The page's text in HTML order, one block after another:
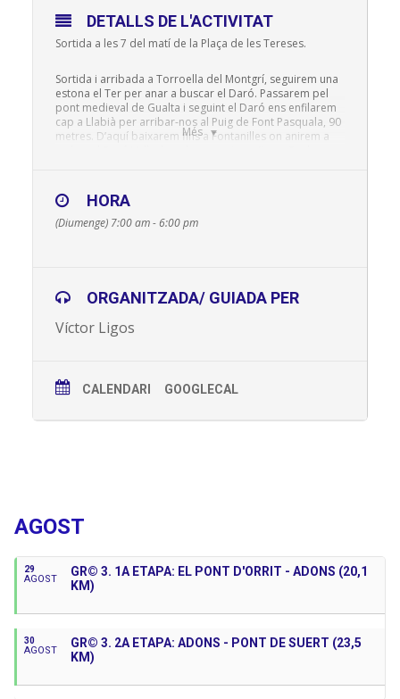
Més
DETALLS DE L'ACTIVITAT
Sortida a les 7 del matí de la Plaça de les Tereses.
Sortida i arribada a Torroella del Montgrí, seguirem una
estona el Ter per anar a buscar el Daró. Passarem pel
pont medieval de Gualta i seguint el Daró ens enfilarem
cap a Llabià per arribar-nos al Puig de Font Pasquala, 90
metres. D’aquí baixarem fins a Fontanilles on anirem a
Un recorregut de 18 quilòmetres per terrenys quasi
totalment plans que ens permetrà veure la plana que
regava i inundava el Daró Vell i la Gola del Ter.
INSCRIPCIONS
cas, l’entitat s’encarrega de tramitar-la.
Preus: socis federats gratuït; Socis no federats 5€; No
HORA
(Diumenge) 7:00 am - 6:00 pm
ORGANITZADA/ GUIADA PER
Víctor Ligos
CALENDARI GOOGLECAL
AGOST
29
AGOST
GR© 3. 1A ETAPA: EL PONT D'ORRIT - ADONS (20,1
KM)
30
AGOST
GR© 3. 2A ETAPA: ADONS - PONT DE SUERT (23,5
KM)